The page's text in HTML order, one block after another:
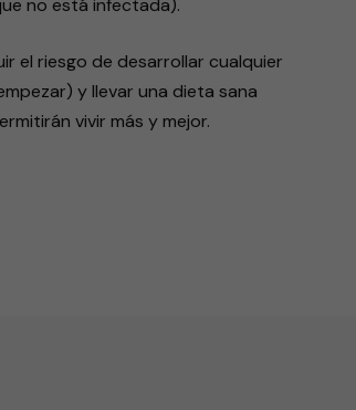
no está infectada).
el riesgo de desarrollar cualquier
y llevar una dieta sana
vivir más y mejor.